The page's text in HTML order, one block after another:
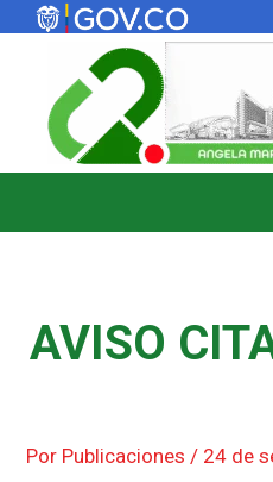
contenido
AVISO
Por Publicaciones / 24 de